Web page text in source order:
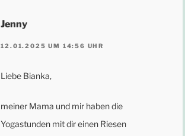
Jenny
12.01.2025 UM 14:56 UHR
Liebe Bianka,
meiner Mama und mir haben die
Yogastunden mit dir einen Riesen